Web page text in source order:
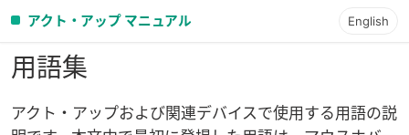
アクト・アップ マニュアル English
用語集
アクト・アップおよび関連デバイスで使用する用語の説